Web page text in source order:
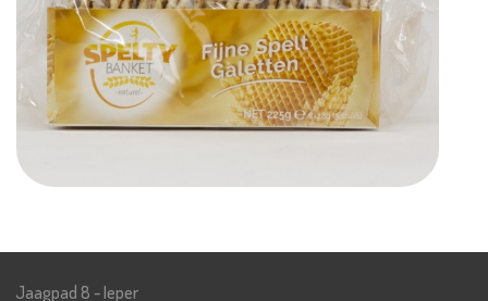
Jaagpad 8 - Ieper